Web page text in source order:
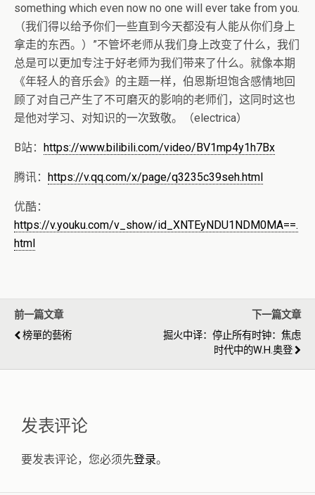
something which even now no one will ever take from you.
（我们得以给予你们一些直到今天都没有人能从你们身上
拿走的东西。）”不管坏老师从我们身上改变了什么，我们
总是可以更加专注于好老师为我们带来了什么。就像本期
《年轻人的音乐会》的主题一样，伯恩斯坦饱含感情地回
顾了对自己产生了不可磨灭的影响的老师们，这同时这也
是他对学习、对知识的一次致敬。（electrica）
B站： https://www.bilibili.com/video/BV1mp4y1h7Bx
腾讯： https://v.qq.com/x/page/q3235c39seh.html
优酷：
https://v.youku.com/v_show/id_XNTEyNDU1NDM0MA==.
html
前一篇文章
榜單的藝術
下一篇文章
掘火中译：停止所有时钟：焦虑
时代中的W.H.奥登
发表评论
要发表评论，您必须先登录。